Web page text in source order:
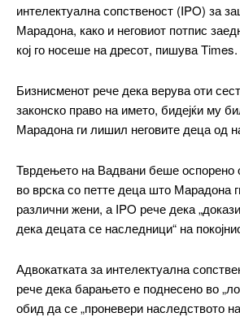
━ pricing
бесплатно
интелектуална сопственост (IPO) за
Марадона, како и неговиот потпис
кој го носеше на дресот, пишува Times.
Бизнисменот рече дека верува оти
законско право на името, бидејќи му
Марадона ги лишил неговите деца од
Тврдењето на Вадвани беше оспорено
во врска со петте деца што Марадона
различни жени, а IPO рече дека
дека децата се наследници“ на
Адвокатката за интелектуална
рече дека барањето е поднесено во
обид да се „проневери наследството